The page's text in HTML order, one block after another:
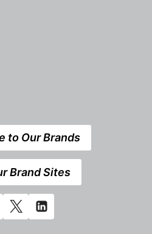
to Our Brands
Brand Sites